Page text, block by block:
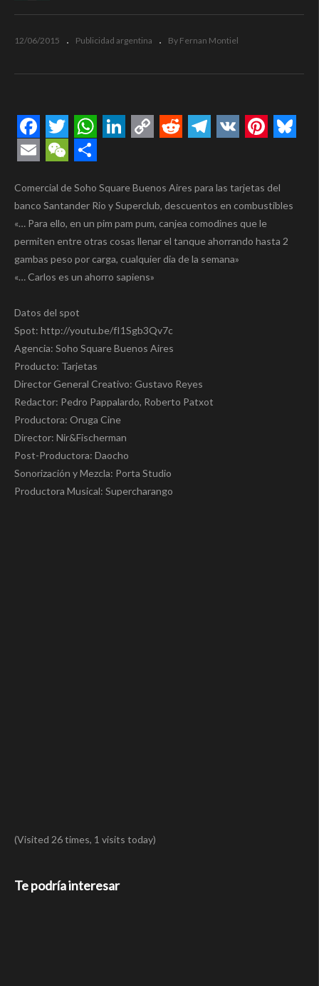
12/06/2015 Publicidad argentina By Fernan Montiel
Facebook
TwitterWhatsApp
Comercial de Soho Square Buenos Aires para las tarjetas del
banco Santander Rio y Superclub, descuentos en combustibles
«… Para ello, en un pim pam pum, canjea comodines que le
permiten entre otras cosas llenar el tanque ahorrando hasta 2
gambas peso por carga, cualquier dia de la semana»
«… Carlos es un ahorro sapiens»
Datos del spot
Spot: http://youtu.be/fI1Sgb3Qv7c
Agencia: Soho Square Buenos Aires
Producto: Tarjetas
Director General Creativo: Gustavo Reyes
Redactor: Pedro Pappalardo, Roberto Patxot
Productora: Oruga Cine
Director: Nir&Fischerman
Post-Productora: Daocho
Sonorización y Mezcla: Porta Studio
Productora Musical: Supercharango
(Visited 26 times, 1 visits today)
Te podría interesar